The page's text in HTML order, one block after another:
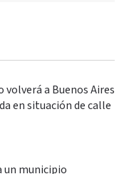
volverá a Buenos Aires
en situación de calle
un municipio